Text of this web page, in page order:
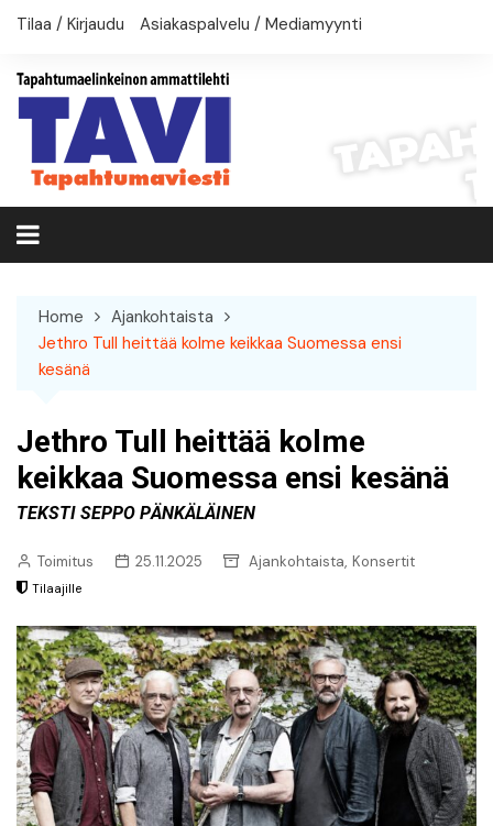
Skip
Tilaa / Kirjaudu Asiakaspalvelu / Mediamyynti
Home
Ajankohtaista
Jethro Tull heittää kolme keikkaa Suomessa ensi
kesänä
Jethro Tull heittää kolme
keikkaa Suomessa ensi kesänä
Teksti Seppo Pänkäläinen
Toimitus 25.11.2025 Ajankohtaista, Konsertit
Tilaajille